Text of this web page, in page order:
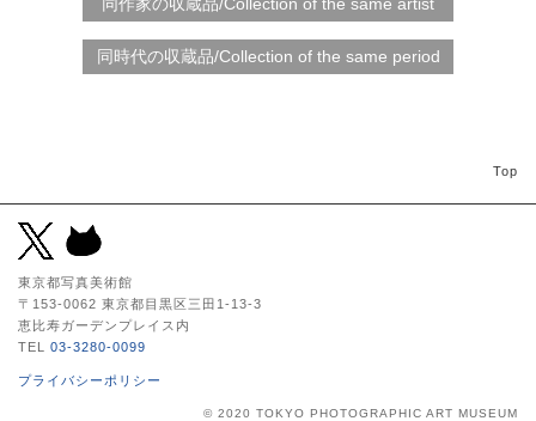
Top
東京都写真美術館
〒153-0062 東京都目黒区三田1-13-3
恵比寿ガーデンプレイス内
TEL 03-3280-0099
プライバシーポリシー
© 2020 TOKYO PHOTOGRAPHIC ART MUSEUM